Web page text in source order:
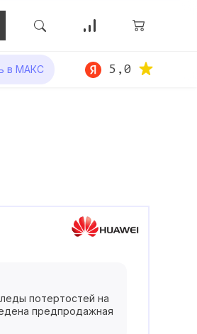
в МАКС 5,0
потертостей на
предпродажная